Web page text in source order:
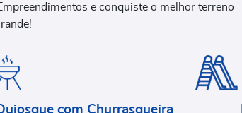
e conquiste o melhor terreno
com Churrasqueira